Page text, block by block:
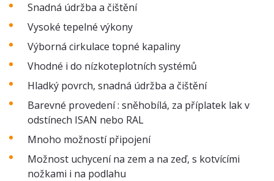
Snadná údržba a čištění
Vysoké tepelné výkony
Výborná cirkulace topné kapaliny
Vhodné i do nízkoteplotních systémů
Hladký povrch, snadná údržba a čištění
Barevné provedení : sněhobílá, za příplatek lak v
odstínech ISAN nebo RAL
Mnoho možností připojení
Možnost uchycení na zem a na zeď, s kotvícími
nožkami i na podlahu